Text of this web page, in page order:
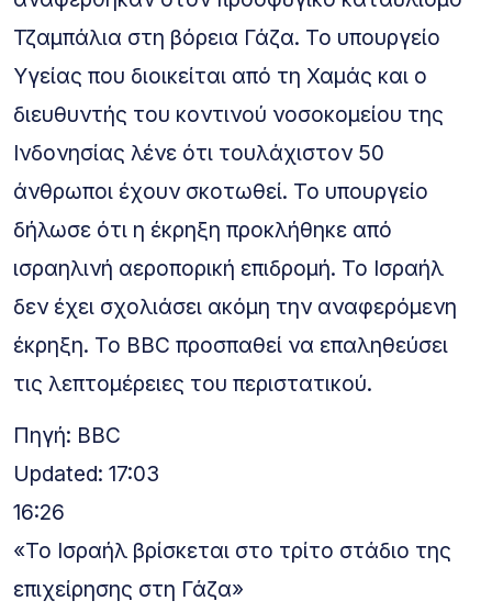
Τζαμπάλια στη βόρεια Γάζα. Το υπουργείο
Υγείας που διοικείται από τη Χαμάς και ο
διευθυντής του κοντινού νοσοκομείου της
Ινδονησίας λένε ότι τουλάχιστον 50
άνθρωποι έχουν σκοτωθεί. Το υπουργείο
δήλωσε ότι η έκρηξη προκλήθηκε από
ισραηλινή αεροπορική επιδρομή. Το Ισραήλ
δεν έχει σχολιάσει ακόμη την αναφερόμενη
έκρηξη. Το BBC προσπαθεί να επαληθεύσει
τις λεπτομέρειες του περιστατικού.
Πηγή: BBC
Updated: 17:03
16:26
«Το Ισραήλ βρίσκεται στο τρίτο στάδιο της
επιχείρησης στη Γάζα»